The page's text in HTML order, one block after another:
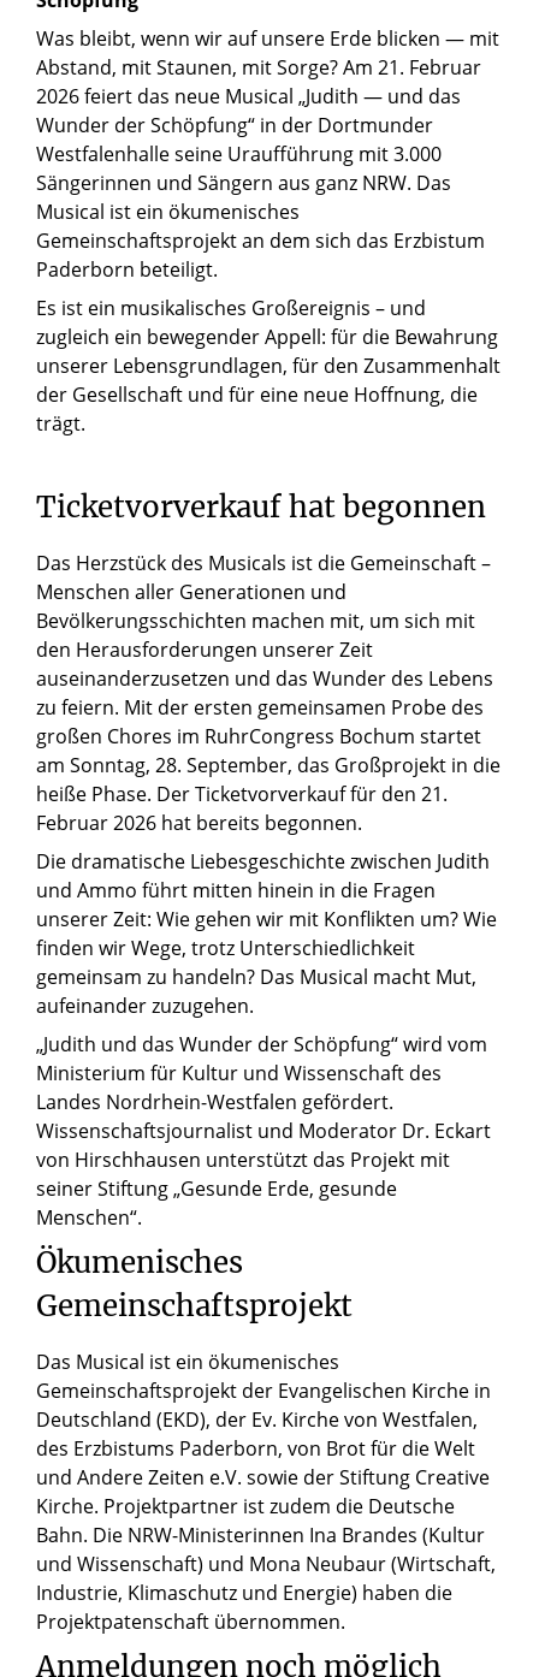
Was bleibt, wenn wir auf unsere Erde blicken — mit
Abstand, mit Staunen, mit Sorge? Am 21. Februar
2026 feiert das neue Musical „Judith — und das
Wunder der Schöpfung“ in der Dortmunder
Westfalenhalle seine Uraufführung mit 3.000
Sängerinnen und Sängern aus ganz NRW. Das
Musical ist ein ökumenisches
Gemeinschaftsprojekt an dem sich das Erzbistum
Paderborn beteiligt.
Es ist ein musikalisches Großereignis – und
zugleich ein bewegender Appell: für die Bewahrung
unserer Lebensgrundlagen, für den Zusammenhalt
der Gesellschaft und für eine neue Hoffnung, die
trägt.
Ticketvorverkauf hat begonnen
Das Herzstück des Musicals ist die Gemeinschaft –
Menschen aller Generationen und
Bevölkerungsschichten machen mit, um sich mit
den Herausforderungen unserer Zeit
auseinanderzusetzen und das Wunder des Lebens
zu feiern. Mit der ersten gemeinsamen Probe des
großen Chores im RuhrCongress Bochum startet
am Sonntag, 28. September, das Großprojekt in die
heiße Phase. Der Ticketvorverkauf für den 21.
Februar 2026 hat bereits begonnen.
Die dramatische Liebesgeschichte zwischen Judith
und Ammo führt mitten hinein in die Fragen
unserer Zeit: Wie gehen wir mit Konflikten um? Wie
finden wir Wege, trotz Unterschiedlichkeit
gemeinsam zu handeln? Das Musical macht Mut,
aufeinander zuzugehen.
„Judith und das Wunder der Schöpfung“ wird vom
Ministerium für Kultur und Wissenschaft des
Landes Nordrhein-Westfalen gefördert.
Wissenschaftsjournalist und Moderator Dr. Eckart
von Hirschhausen unterstützt das Projekt mit
seiner Stiftung „Gesunde Erde, gesunde
Menschen“.
Ökumenisches
Gemeinschaftsprojekt
Das Musical ist ein ökumenisches
Gemeinschaftsprojekt der Evangelischen Kirche in
Deutschland (EKD), der Ev. Kirche von Westfalen,
des Erzbistums Paderborn, von Brot für die Welt
und Andere Zeiten e.V. sowie der Stiftung Creative
Kirche. Projektpartner ist zudem die Deutsche
Bahn. Die NRW-Ministerinnen Ina Brandes (Kultur
und Wissenschaft) und Mona Neubaur (Wirtschaft,
Industrie, Klimaschutz und Energie) haben die
Projektpatenschaft übernommen.
Anmeldungen noch möglich